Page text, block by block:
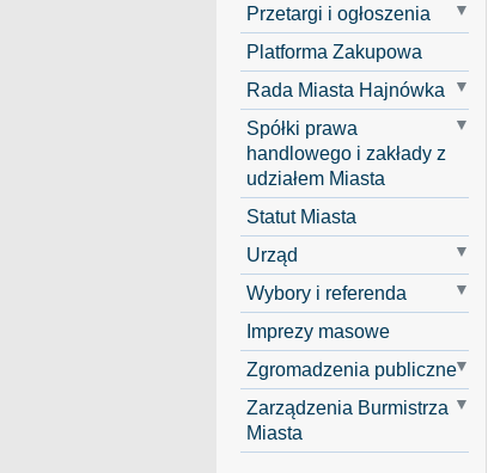
Przetargi i ogłoszenia
Platforma Zakupowa
Rada Miasta Hajnówka
Spółki prawa
handlowego i zakłady z
udziałem Miasta
Statut Miasta
Urząd
Wybory i referenda
Imprezy masowe
Zgromadzenia publiczne
Zarządzenia Burmistrza
Miasta